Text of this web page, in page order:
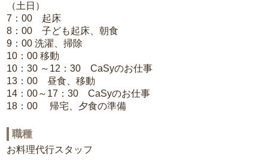
（土日）
7：00 起床
8：00 子ども起床、朝食
9：00 洗濯、掃除
10：00 移動
10：30 ～12：30 CaSyのお仕事
13：00 昼食、移動
14：00～17：30 CaSyのお仕事
18：00 帰宅、夕食の準備
職種
お料理代行スタッフ